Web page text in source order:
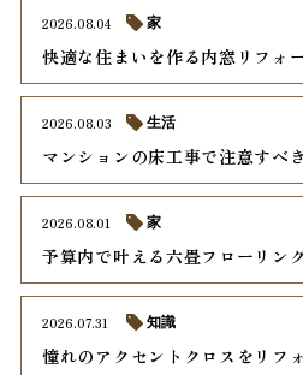
快適な住まいを作る内窓リフォ
2026.08.04 家
マンションの床工事で注意すべ
2026.08.03 生活
予算内で叶える六畳フローリン
2026.08.01 家
憧れのアクセントクロスをリフ
2026.07.31 知識